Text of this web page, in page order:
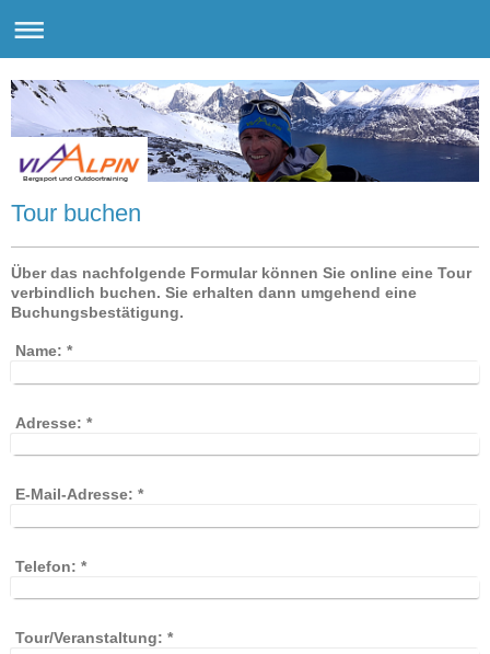
Bergsport und Outdoortraining
Tour buchen
Über das nachfolgende Formular können Sie online eine Tour
verbindlich buchen. Sie erhalten dann umgehend eine
Buchungsbestätigung.
Name: *
Adresse: *
E-Mail-Adresse: *
Telefon: *
Tour/Veranstaltung: *